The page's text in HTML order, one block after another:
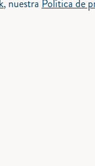
, nuestra Política de